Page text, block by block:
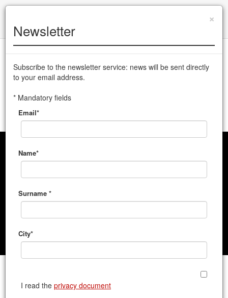
Versione italiana
CSS Teatro stabile di innovazione del Friuli Venezia Giulia
MENU
×
Newsletter
Subscribe to the newsletter service: news will be sent directly
to your email address.
* Mandatory fields
Email*
Name*
Surname *
City*
I read the privacy document